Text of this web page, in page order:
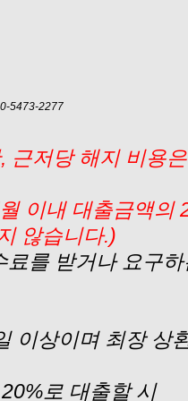
5473-2277
근저당 해지 비용
이내 대출금액의
않습니다.)
를 받거나 요구
이상이며 최장 상
로 대출할 시